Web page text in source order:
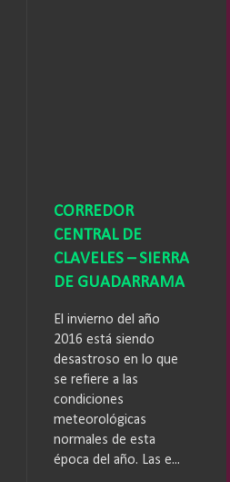
CORREDOR
CENTRAL DE
CLAVELES – SIERRA
DE GUADARRAMA
El invierno del año
2016 está siendo
desastroso en lo que
se refiere a las
condiciones
meteorológicas
normales de esta
época del año. Las e...